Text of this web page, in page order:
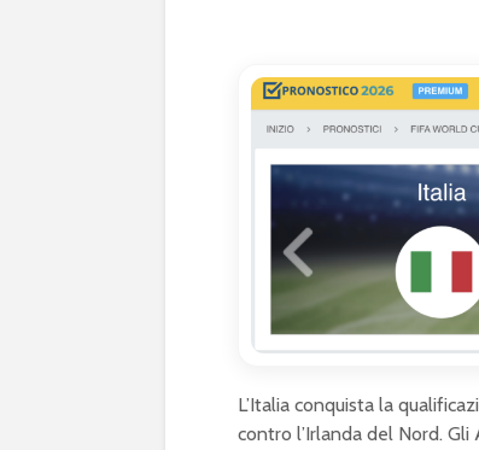
L’Italia conquista la
contro l’Irlanda del Nord.